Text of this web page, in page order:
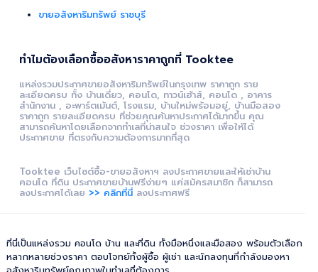
ขายอสังหาริมทรัพย์ ราชบุรี
ทำไมต้องเลือกซื้ออสังหาราคาถูกที่ Tooktee
แหล่งรวมประกาศขายอสังหาริมทรัพย์ในกรุงเทพ ราคาถูก ราย
ละเอียดครบ ทั้ง บ้านเดี่ยว, คอนโด, ทาวน์เฮ้าส์, คอนโด , อาคาร
สำนักงาน , อะพาร์ตเม้นต์, โรงแรม, บ้านใหม่พร้อมอยู่, บ้านมือสอง
ราคาถูก รายละเอียดครบ ที่ช่วยคุณค้นหาประกาศได้มากขึ้น คุณ
สามารถค้นหาโดยเลือกจากทำเลที่น่าสนใจ ช่วงราคา เพื่อให้ได้
ประกาศขาย ที่ตรงกับความต้องการมากที่สุด
Tooktee เว็บไซต์ซื้อ-ขายอสังหาฯ ลงประกาศขายและให้เช่าบ้าน
คอนโด ที่ดิน ประกาศขายบ้านฟรีง่ายๆ แค่สมัครสมาชิก ก็สามารถ
ลงประกาศได้เลย >> คลิกที่นี่ ลงประกาศฟรี
ที่นี่เป็นแหล่งรวม คอนโด บ้าน และที่ดิน ทั้งมือหนึ่งและมือสอง พร้อมตัวเลือก
หลากหลายช่วงราคา ตอบโจทย์ทั้งผู้ซื้อ ผู้เช่า และนักลงทุนที่กำลังมองหา